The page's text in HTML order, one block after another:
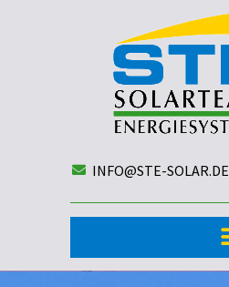
INFO@STE-SOLAR.DE